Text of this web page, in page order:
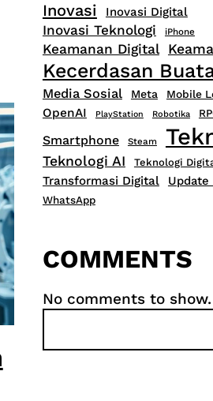
Inovasi Inovasi Digital
Inovasi Teknologi iPhone
Keamanan Digital
Kecerdasan
Media Sosial Meta Mobile
OpenAI PlayStation Robotika
Smartphone Steam
Teknologi AI Teknologi
Transformasi Digital Update
WhatsApp
COMMENTS
No comments to show.
a